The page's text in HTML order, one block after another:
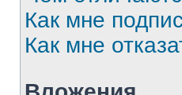
Как мне
Как мне